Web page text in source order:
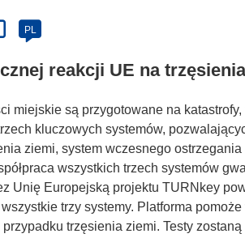
PL
reakcji UE na
miejskie są przygotowane na
kluczowych systemów,
ziemi, system wczesnego
wszystkich trzech systemów
Unię Europejską projektu TURNkey
trzy systemy. Platforma
trzęsienia ziemi. Testy